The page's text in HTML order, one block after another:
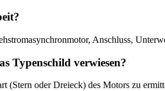
Anschluss,
Typenschild verwiesen?
(Stern oder Dreieck) des Motors zu